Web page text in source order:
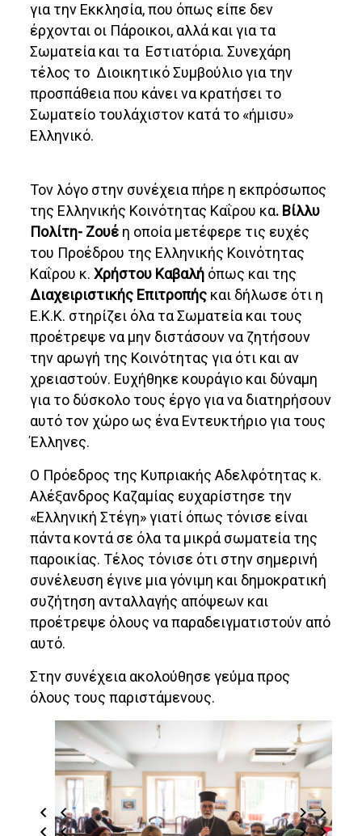
για την Εκκλησία, που όπως είπε δεν
έρχονται οι Πάροικοι, αλλά και για τα
Σωματεία και τα Εστιατόρια. Συνεχάρη
τέλος το Διοικητικό Συμβούλιο για την
προσπάθεια που κάνει να κρατήσει το
Σωματείο τουλάχιστον κατά το «ήμισυ»
Ελληνικό.
Τον λόγο στην συνέχεια πήρε η εκπρόσωπος
της Ελληνικής Κοινότητας Καΐρου κα. Βίλλυ
Πολίτη- Ζουέ η οποία μετέφερε τις ευχές
του Προέδρου της Ελληνικής Κοινότητας
Καΐρου κ. Χρήστου Καβαλή όπως και της
Διαχειριστικής Επιτροπής και δήλωσε ότι η
Ε.Κ.Κ. στηρίζει όλα τα Σωματεία και τους
προέτρεψε να μην διστάσουν να ζητήσουν
την αρωγή της Κοινότητας για ότι και αν
χρειαστούν. Ευχήθηκε κουράγιο και δύναμη
για το δύσκολο τους έργο για να διατηρήσουν
αυτό τον χώρο ως ένα Εντευκτήριο για τους
Έλληνες.
Ο Πρόεδρος της Κυπριακής Αδελφότητας κ.
Αλέξανδρος Καζαμίας ευχαρίστησε την
«Ελληνική Στέγη» γιατί όπως τόνισε είναι
πάντα κοντά σε όλα τα μικρά σωματεία της
παροικίας. Τέλος τόνισε ότι στην σημερινή
συνέλευση έγινε μια γόνιμη και δημοκρατική
συζήτηση ανταλλαγής απόψεων και
προέτρεψε όλους να παραδειγματιστούν από
αυτό.
Στην συνέχεια ακολούθησε γεύμα προς
όλους τους παριστάμενους.